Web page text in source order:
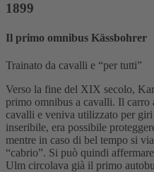
1899
Il primo omnibus Kässbohrer
Trainato da cavalli e “per tutti”
Verso la fine del XIX secolo,
primo omnibus a cavalli. Il carro
cavalli e veniva utilizzato per
inseribile, era possibile
mentre in caso di bel tempo si
“cabrio”. Si può quindi
Ulm circolava già il primo